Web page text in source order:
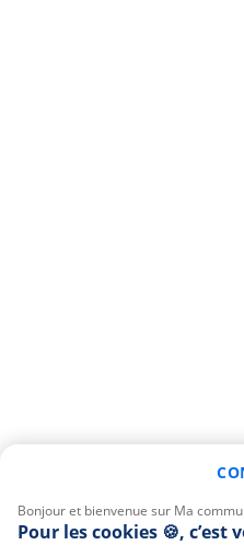
Bonjour et bienvenue sur Ma
Pour les cookies 🍪, c’est